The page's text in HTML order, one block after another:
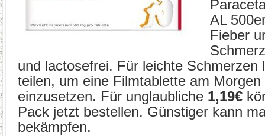
AL
Fieber
und lactosefrei. Für leichte Schmerzen
teilen, um eine Filmtablette am
einzusetzen. Für unglaubliche 1,19€
Pack jetzt bestellen. Günstiger kann
bekämpfen.